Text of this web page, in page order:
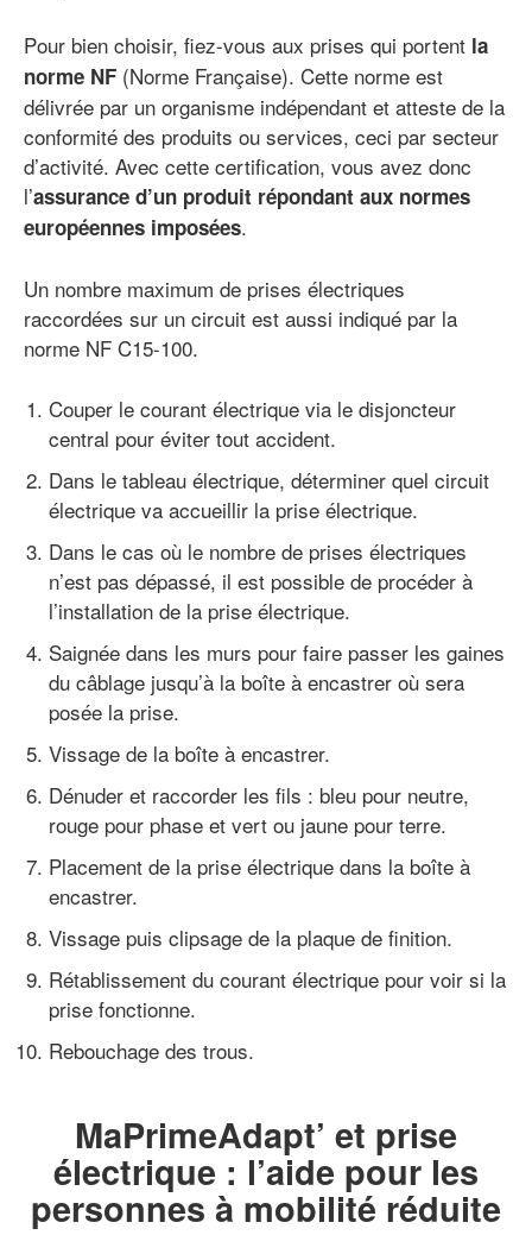
Pour bien choisir, fiez-vous aux prises qui portent la
norme NF (Norme Française). Cette norme est
délivrée par un organisme indépendant et atteste de la
conformité des produits ou services, ceci par secteur
d’activité. Avec cette certification, vous avez donc
l’assurance d’un produit répondant aux normes
européennes imposées.
Un nombre maximum de prises électriques
raccordées sur un circuit est aussi indiqué par la
norme NF C15-100.
Couper le courant électrique via le disjoncteur
central pour éviter tout accident.
Dans le tableau électrique, déterminer quel circuit
électrique va accueillir la prise électrique.
Dans le cas où le nombre de prises électriques
n’est pas dépassé, il est possible de procéder à
l’installation de la prise électrique.
Saignée dans les murs pour faire passer les gaines
du câblage jusqu’à la boîte à encastrer où sera
posée la prise.
Vissage de la boîte à encastrer.
Dénuder et raccorder les fils : bleu pour neutre,
rouge pour phase et vert ou jaune pour terre.
Placement de la prise électrique dans la boîte à
encastrer.
Vissage puis clipsage de la plaque de finition.
Rétablissement du courant électrique pour voir si la
prise fonctionne.
Rebouchage des trous.
MaPrimeAdapt’ et prise
électrique : l’aide pour les
personnes à mobilité réduite